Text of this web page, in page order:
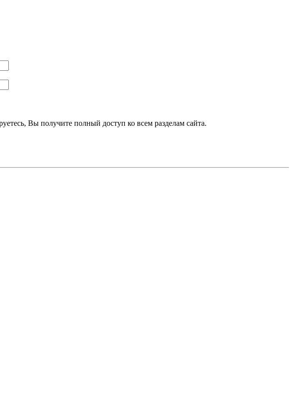
Вы получите полный доступ ко всем разделам сайта.